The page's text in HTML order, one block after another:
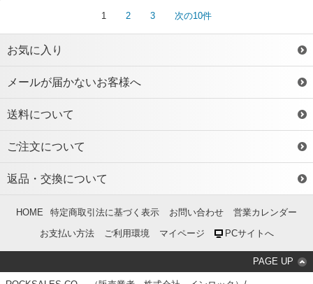
1 2 3 次の10件
お気に入り
メールが届かないお客様へ
送料について
ご注文について
返品・交換について
HOME 特定商取引法に基づく表示 お問い合わせ
営業カレンダー
お支払い方法
ご利用環境 マイページ PCサイトへ
PAGE UP